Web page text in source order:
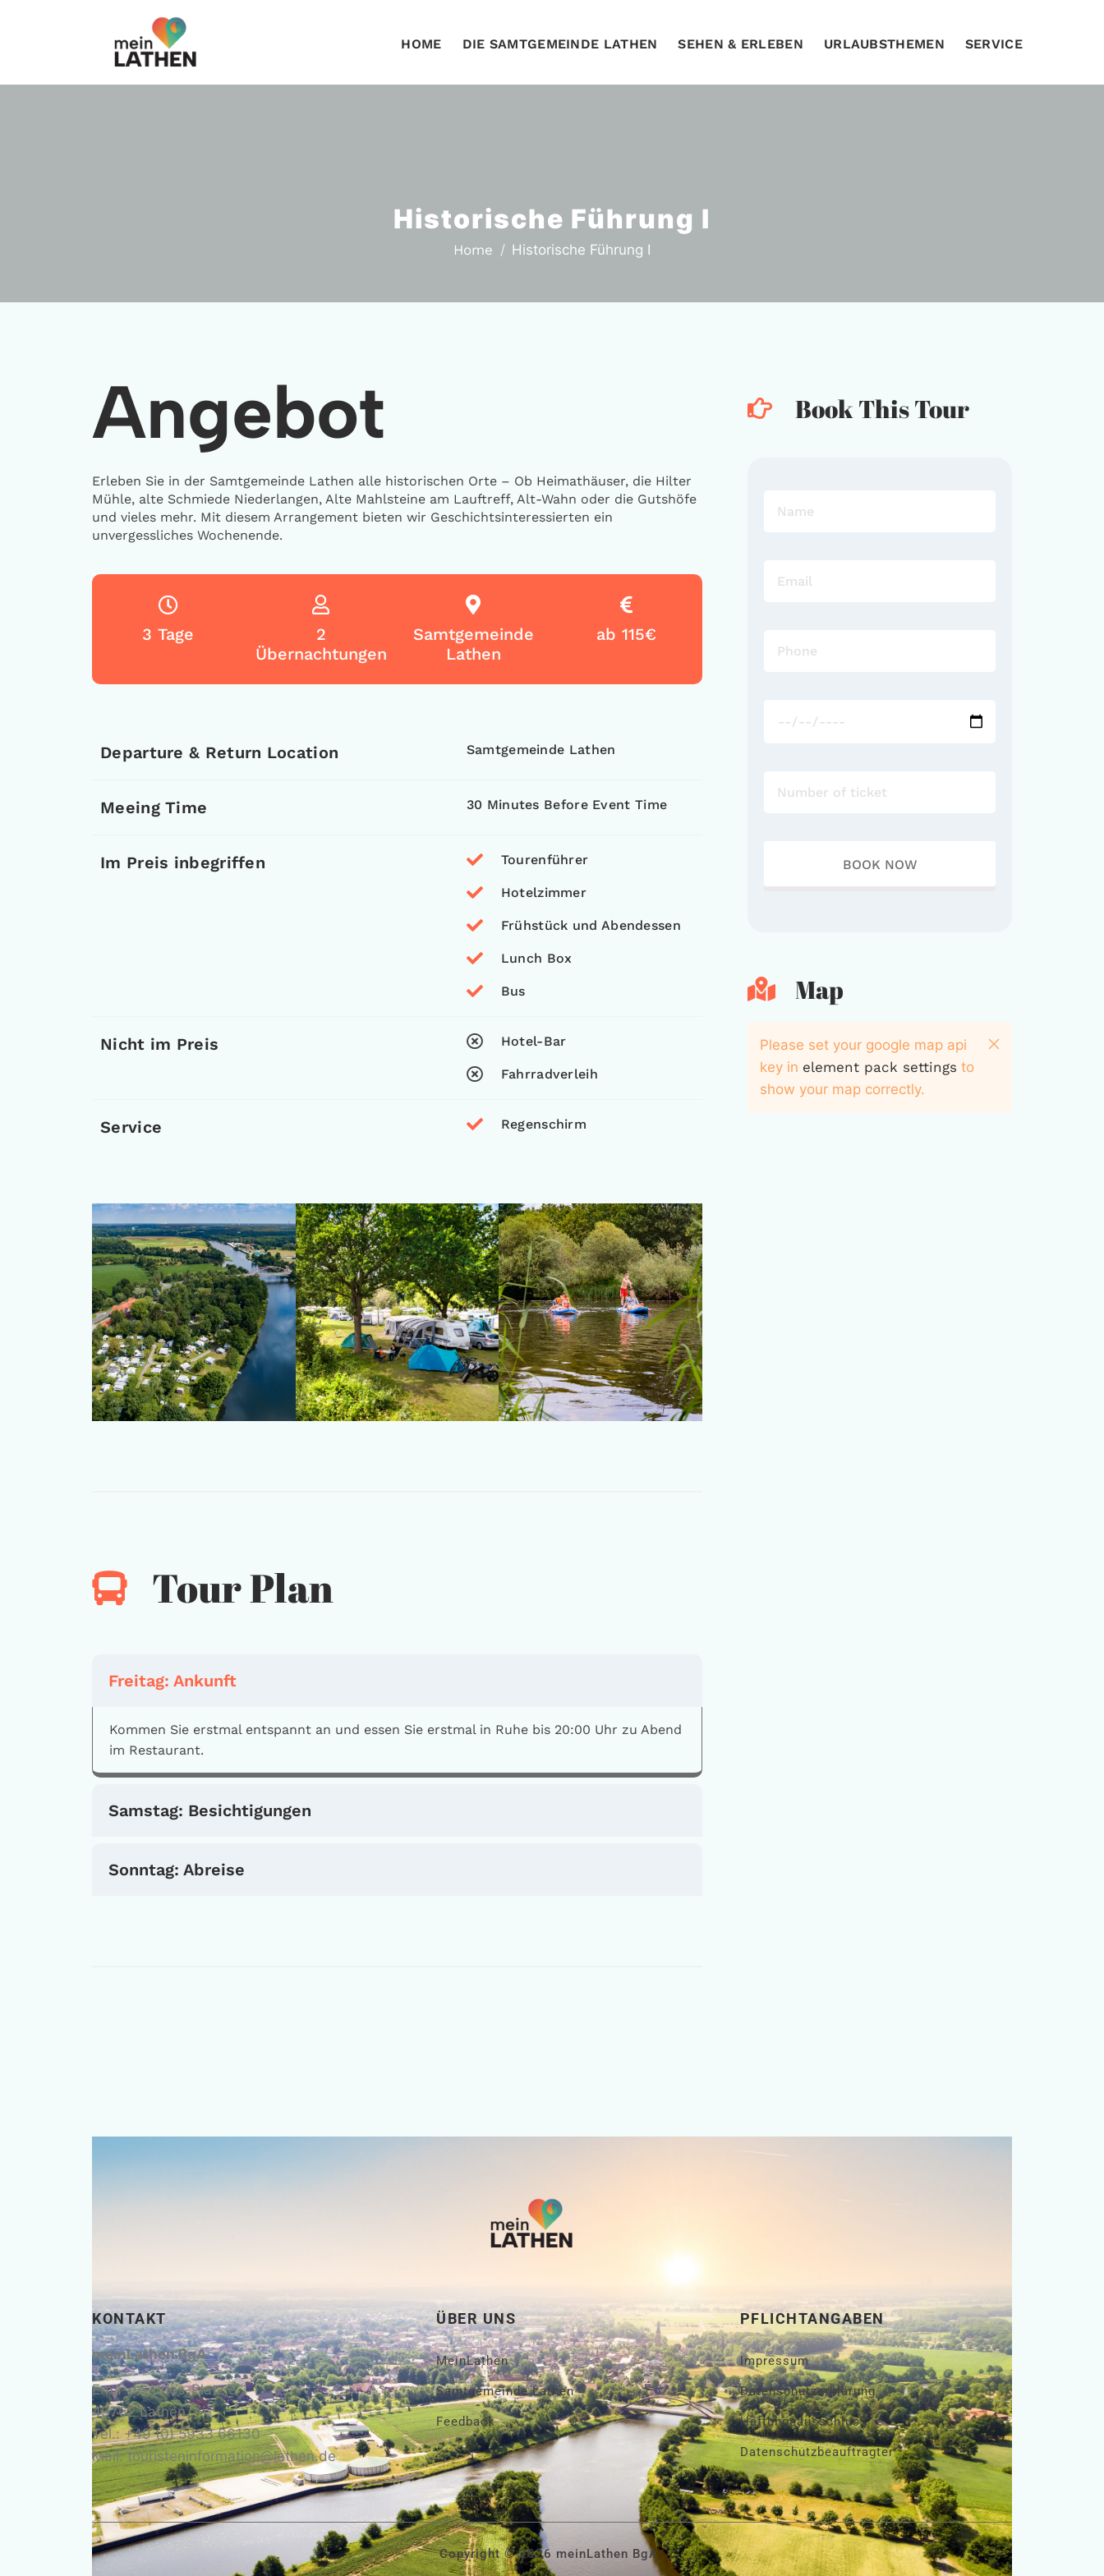
HOME DIE SAMTGEMEINDE LATHEN SEHEN & ERLEBEN URLAUBSTHEMEN SERVICE
Historische Führung I
Home Historische Führung I
Angebot
Erleben Sie in der Samtgemeinde Lathen alle historischen Orte – Ob Heimathäuser, die Hilter
Mühle, alte Schmiede Niederlangen, Alte Mahlsteine am Lauftreff, Alt-Wahn oder die Gutshöfe
und vieles mehr. Mit diesem Arrangement bieten wir Geschichtsinteressierten ein
unvergessliches Wochenende.
3 Tage
2
Übernachtungen
Samtgemeinde
Lathen
ab 115€
Departure & Return Location Samtgemeinde Lathen
Meeing Time 30 Minutes Before Event Time
Im Preis inbegriffen Tourenführer
Hotelzimmer
Frühstück und Abendessen
Lunch Box
Bus
Nicht im Preis Hotel-Bar
Fahrradverleih
Service Regenschirm
Tour Plan
Freitag: Ankunft
Kommen Sie erstmal entspannt an und essen Sie erstmal in Ruhe bis 20:00 Uhr zu Abend
im Restaurant.
Samstag: Besichtigungen
Sonntag: Abreise
Book This Tour
Map
Please set your google map api
key in element pack settings to
show your map correctly.
KONTAKT
meinLathen BgA
Erna-de-Vries-Platz 3
49762 Lathen
Tel.: +49 (0) 5933 66130
Mail: touristeninformation@lathen.de
ÜBER UNS
MeinLathen
Samtgemeinde Lathen
Feedback
PFLICHTANGABEN
Impressum
Datenschutzerklärung
Haftungsausschluss
Datenschutzbeauftragter
Copyright © 2026 meinLathen BgA